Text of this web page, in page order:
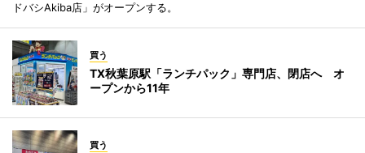
ドバシAkiba店」がオープンする。
買う
TX秋葉原駅「ランチパック」専門店、閉店へ オ
ープンから11年
買う